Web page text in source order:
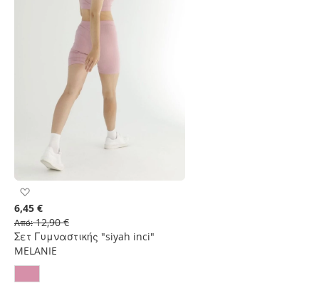
στη
Λίστα
Επιθυμιών
Σετ Γυμναστικής "siyah inci"
MELANIE
6,45 €
Από 12,90 €